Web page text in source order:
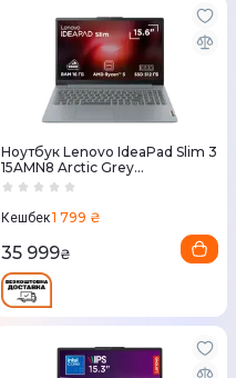
Ноутбук Lenovo IdeaPad Slim 3
15AMN8 Arctic Grey
(82XQ01JBRA)
Кешбек1 799 ₴
35 999₴